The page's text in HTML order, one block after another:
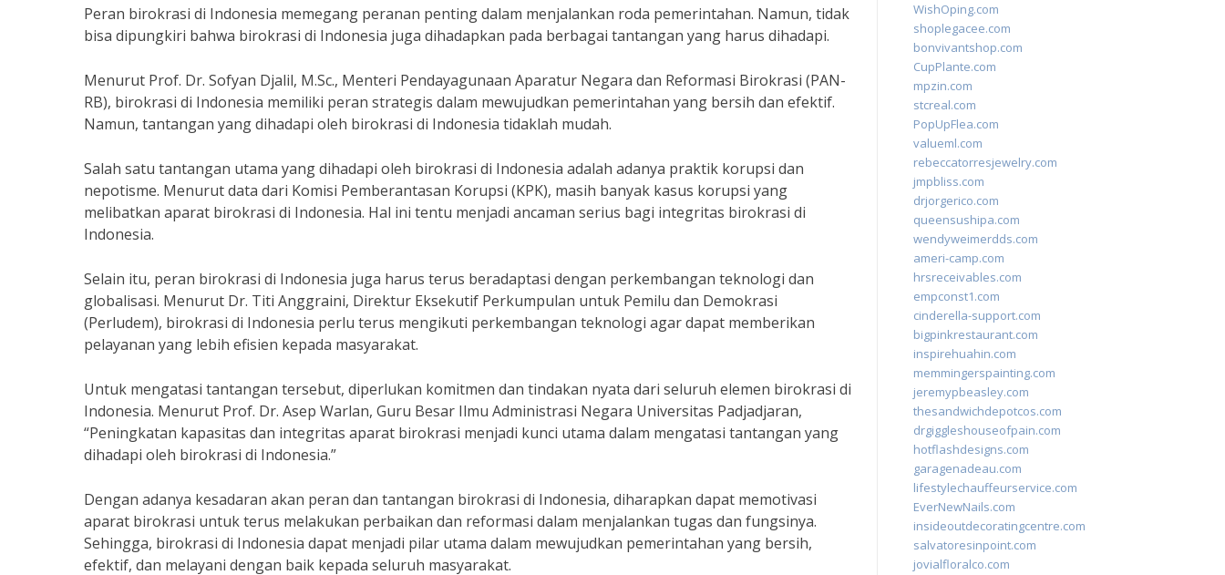
Peran birokrasi di Indonesia memegang peranan penting dalam menjalankan roda pemerintahan. Namun, tidak
bisa dipungkiri bahwa birokrasi di Indonesia juga dihadapkan pada berbagai tantangan yang harus dihadapi.
Menurut Prof. Dr. Sofyan Djalil, M.Sc., Menteri Pendayagunaan Aparatur Negara dan Reformasi Birokrasi (PAN-
RB), birokrasi di Indonesia memiliki peran strategis dalam mewujudkan pemerintahan yang bersih dan efektif.
Namun, tantangan yang dihadapi oleh birokrasi di Indonesia tidaklah mudah.
Salah satu tantangan utama yang dihadapi oleh birokrasi di Indonesia adalah adanya praktik korupsi dan
nepotisme. Menurut data dari Komisi Pemberantasan Korupsi (KPK), masih banyak kasus korupsi yang
melibatkan aparat birokrasi di Indonesia. Hal ini tentu menjadi ancaman serius bagi integritas birokrasi di
Indonesia.
Selain itu, peran birokrasi di Indonesia juga harus terus beradaptasi dengan perkembangan teknologi dan
globalisasi. Menurut Dr. Titi Anggraini, Direktur Eksekutif Perkumpulan untuk Pemilu dan Demokrasi
(Perludem), birokrasi di Indonesia perlu terus mengikuti perkembangan teknologi agar dapat memberikan
pelayanan yang lebih efisien kepada masyarakat.
Untuk mengatasi tantangan tersebut, diperlukan komitmen dan tindakan nyata dari seluruh elemen birokrasi di
Indonesia. Menurut Prof. Dr. Asep Warlan, Guru Besar Ilmu Administrasi Negara Universitas Padjadjaran,
“Peningkatan kapasitas dan integritas aparat birokrasi menjadi kunci utama dalam mengatasi tantangan yang
dihadapi oleh birokrasi di Indonesia.”
Dengan adanya kesadaran akan peran dan tantangan birokrasi di Indonesia, diharapkan dapat memotivasi
aparat birokrasi untuk terus melakukan perbaikan dan reformasi dalam menjalankan tugas dan fungsinya.
Sehingga, birokrasi di Indonesia dapat menjadi pilar utama dalam mewujudkan pemerintahan yang bersih,
efektif, dan melayani dengan baik kepada seluruh masyarakat.
WishOping.com
shoplegacee.com
bonvivantshop.com
CupPlante.com
mpzin.com
stcreal.com
PopUpFlea.com
valueml.com
rebeccatorresjewelry.com
jmpbliss.com
drjorgerico.com
queensushipa.com
wendyweimerdds.com
ameri-camp.com
hrsreceivables.com
empconst1.com
cinderella-support.com
bigpinkrestaurant.com
inspirehuahin.com
memmingerspainting.com
jeremypbeasley.com
thesandwichdepotcos.com
drgiggleshouseofpain.com
hotflashdesigns.com
garagenadeau.com
lifestylechauffeurservice.com
EverNewNails.com
insideoutdecoratingcentre.com
salvatoresinpoint.com
jovialfloralco.com